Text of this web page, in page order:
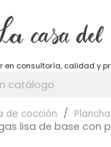
en consultoría, calidad y
de cocción
lisa de base con